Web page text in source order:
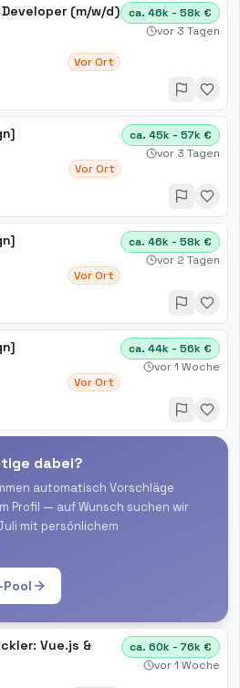
(m/w/d)
Vor Ort
ca. 46k - 58k €
vor 3 Tagen
Vor Ort
ca. 45k - 57k €
vor 3 Tagen
Vor Ort
ca. 46k - 58k €
vor 2 Tagen
Vor Ort
ca. 44k - 56k €
vor 1 Woche
dabei?
automatisch Vorschläge
Profil — auf Wunsch suchen wir
mit persönlichem
Vue.js &
ca. 60k - 76k €
vor 1 Woche